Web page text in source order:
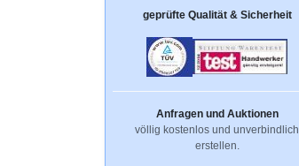
geprüfte Qualität & Sicherheit
Anfragen und Auktionen
völlig kostenlos und unverbindlich
erstellen.